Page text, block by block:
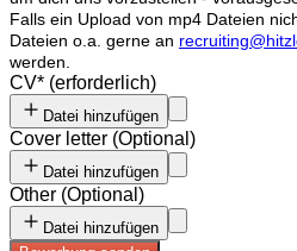
Falls ein Upload von mp4 Dateien
Dateien o.a. gerne an
werden.
CV* (erforderlich)
Datei hinzufügen
Cover letter (Optional )
Datei hinzufügen
Other (Optional )
Datei hinzufügen